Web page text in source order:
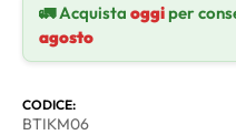
🚛 Acquista oggiper
agosto
CODICE:
BTIKM06